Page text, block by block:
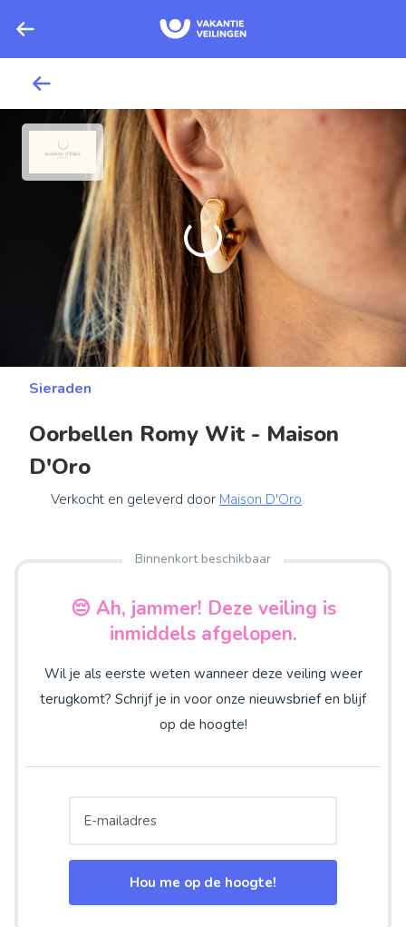
Sieraden
Oorbellen Romy Wit - Maison
D'Oro
Verkocht en geleverd door Maison D'Oro
Binnenkort beschikbaar
😔 Ah, jammer! Deze veiling is
inmiddels afgelopen.
Wil je als eerste weten wanneer deze veiling weer
terugkomt? Schrijf je in voor onze nieuwsbrief en blijf
op de hoogte!
Hou me op de hoogte!